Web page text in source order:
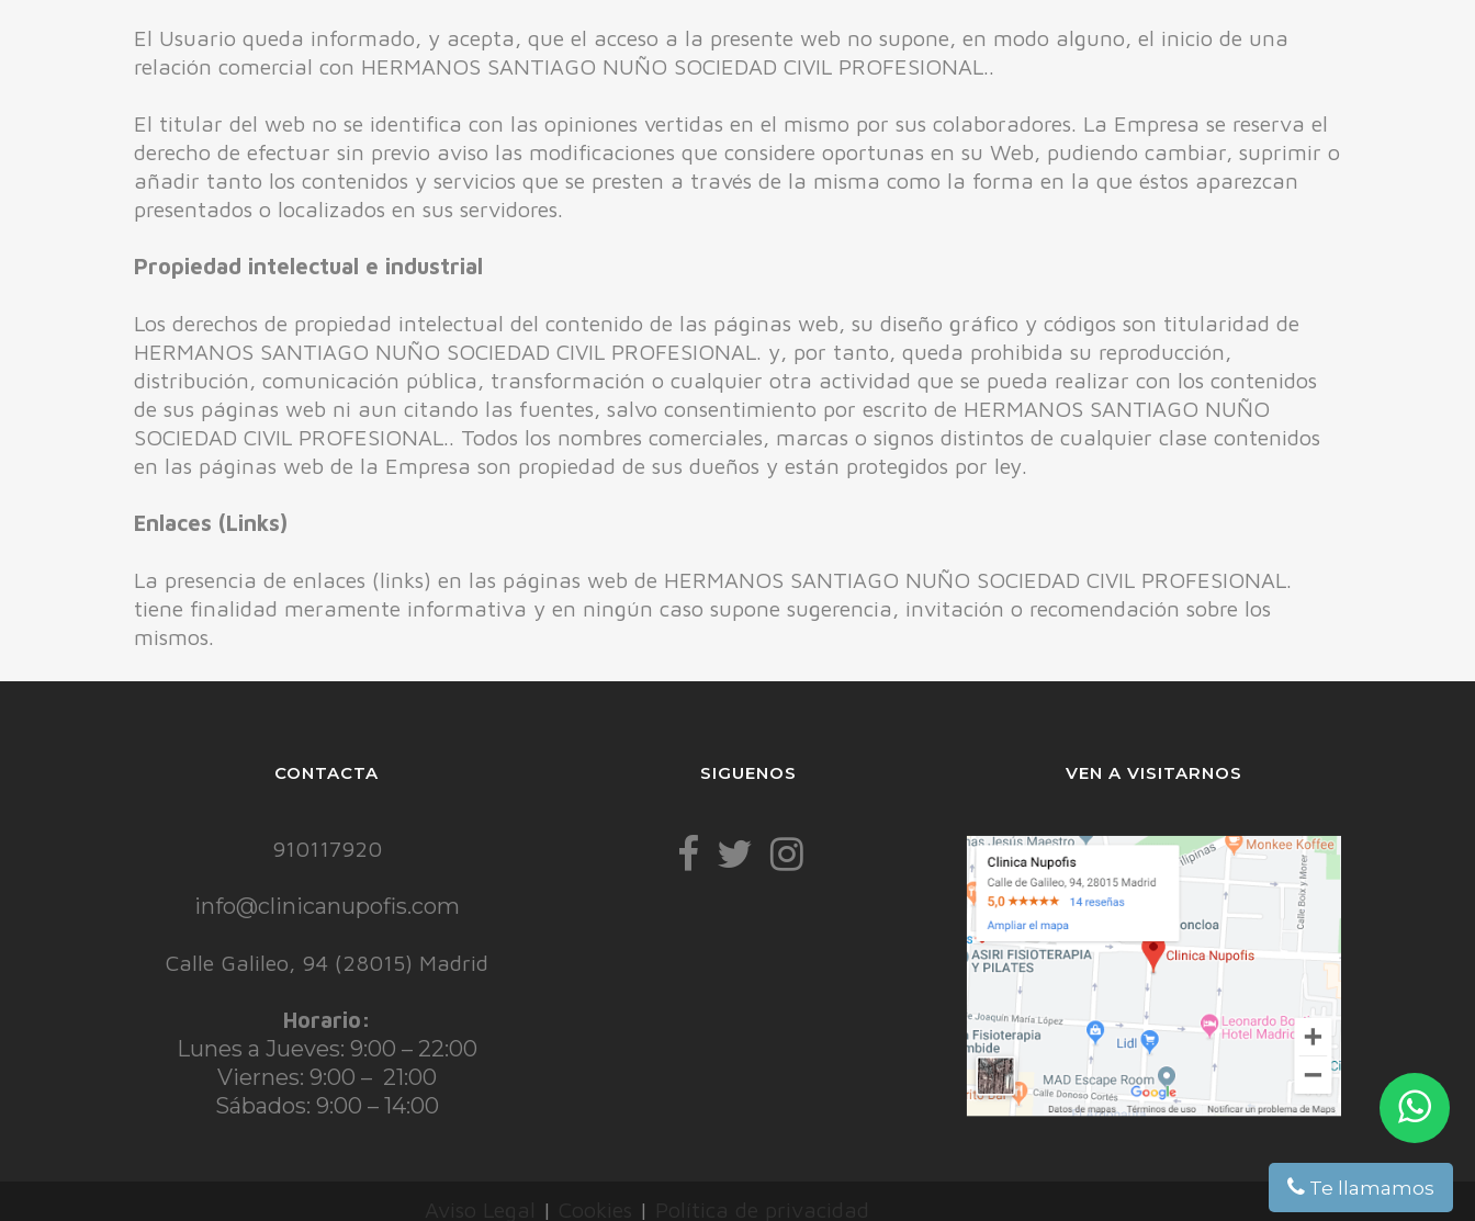
El Usuario queda informado, y acepta, que el acceso a la presente web no supone, en modo alguno, el inicio de una
relación comercial con HERMANOS SANTIAGO NUÑO SOCIEDAD CIVIL PROFESIONAL..
El titular del web no se identifica con las opiniones vertidas en el mismo por sus colaboradores. La Empresa se reserva el
derecho de efectuar sin previo aviso las modificaciones que considere oportunas en su Web, pudiendo cambiar, suprimir o
añadir tanto los contenidos y servicios que se presten a través de la misma como la forma en la que éstos aparezcan
presentados o localizados en sus servidores.
Propiedad intelectual e industrial
Los derechos de propiedad intelectual del contenido de las páginas web, su diseño gráfico y códigos son titularidad de
HERMANOS SANTIAGO NUÑO SOCIEDAD CIVIL PROFESIONAL. y, por tanto, queda prohibida su reproducción,
distribución, comunicación pública, transformación o cualquier otra actividad que se pueda realizar con los contenidos
de sus páginas web ni aun citando las fuentes, salvo consentimiento por escrito de HERMANOS SANTIAGO NUÑO
SOCIEDAD CIVIL PROFESIONAL.. Todos los nombres comerciales, marcas o signos distintos de cualquier clase contenidos
en las páginas web de la Empresa son propiedad de sus dueños y están protegidos por ley.
Enlaces (Links)
La presencia de enlaces (links) en las páginas web de HERMANOS SANTIAGO NUÑO SOCIEDAD CIVIL PROFESIONAL.
tiene finalidad meramente informativa y en ningún caso supone sugerencia, invitación o recomendación sobre los
mismos.
CONTACTA
910117920
info@clinicanupofis.com
Calle Galileo, 94 (28015) Madrid
Horario:
Lunes a Jueves: 9:00 – 22:00
Viernes: 9:00 – 21:00
Sábados: 9:00 – 14:00
SIGUENOS VEN A VISITARNOS
| |
Te llamamos